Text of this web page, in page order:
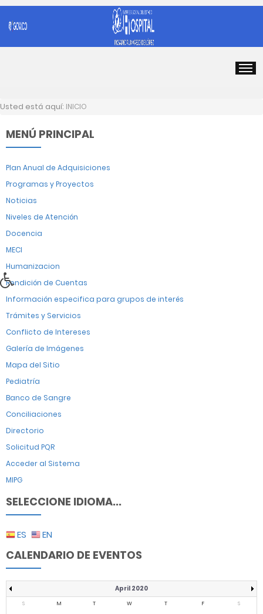
Usted está aquí: INICIO
MENÚ PRINCIPAL
Plan Anual de Adquisiciones
Programas y Proyectos
Noticias
Niveles de Atención
Docencia
MECI
Humanizacion
Rendición de Cuentas
Información especifica para grupos de interés
Trámites y Servicios
Conflicto de Intereses
Galería de Imágenes
Mapa del Sitio
Pediatría
Banco de Sangre
Conciliaciones
Directorio
Solicitud PQR
Acceder al Sistema
MIPG
SELECCIONE IDIOMA...
ES EN
CALENDARIO DE EVENTOS
April 2020
S M T W T F S